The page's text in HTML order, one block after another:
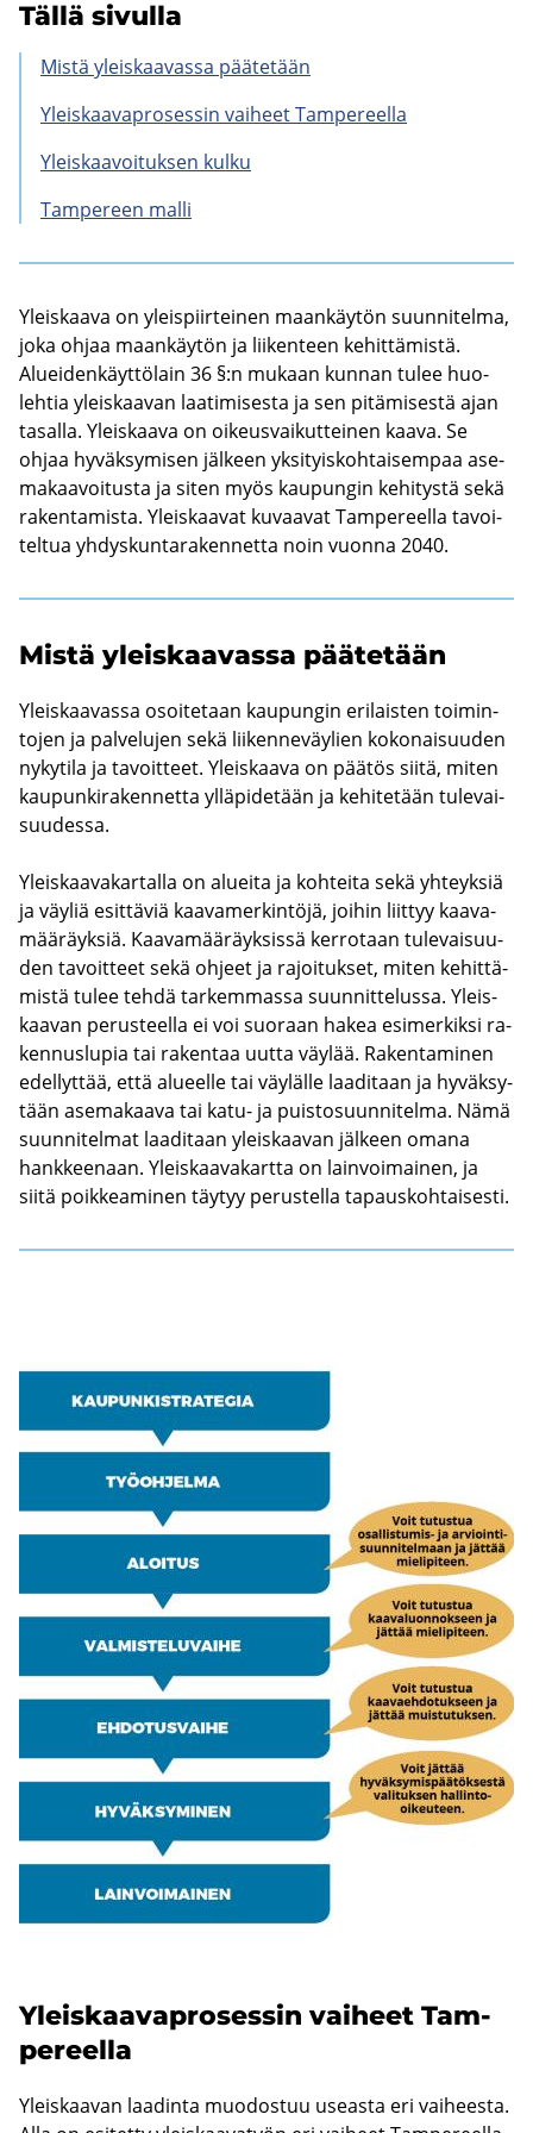
Tällä si­vul­la
Mistä yleis­kaa­vas­sa pää­te­tään
Yleis­kaa­va­pro­ses­sin vai­heet Tam­pe­reel­la
Yleis­kaa­voi­tuk­sen kulku
Tam­pe­reen malli
Yleis­kaa­va on yleis­piir­tei­nen maan­käy­tön suun­ni­tel­ma,
joka ohjaa maan­käy­tön ja lii­ken­teen ke­hit­tä­mis­tä.
Aluei­den­käyt­tö­lain 36 §:n mu­kaan kun­nan tulee huo­
leh­tia yleis­kaa­van laa­ti­mi­ses­ta ja sen pi­tä­mi­ses­tä ajan
ta­sal­la. Yleis­kaa­va on oi­keus­vai­kut­tei­nen kaava. Se
ohjaa hy­väk­sy­mi­sen jäl­keen yk­si­tyis­koh­tai­sem­paa ase­
ma­kaa­voi­tus­ta ja siten myös kau­pun­gin ke­hi­tys­tä sekä
ra­ken­ta­mis­ta. Yleis­kaa­vat ku­vaa­vat Tam­pe­reel­la ta­voi­
tel­tua yh­dys­kun­ta­ra­ken­net­ta noin vuon­na 2040.
Mistä yleis­kaa­vas­sa pää­te­tään
Yleis­kaa­vas­sa osoi­te­taan kau­pun­gin eri­lais­ten toi­min­
to­jen ja pal­ve­lu­jen sekä lii­ken­ne­väy­lien ko­ko­nai­suu­den
ny­ky­ti­la ja ta­voit­teet. Yleis­kaa­va on pää­tös siitä, miten
kau­pun­ki­ra­ken­net­ta yl­lä­pi­de­tään ja ke­hi­te­tään tu­le­vai­
suu­des­sa.
Yleis­kaa­va­kar­tal­la on aluei­ta ja koh­tei­ta sekä yh­teyk­siä
ja väy­liä esit­tä­viä kaa­va­mer­kin­tö­jä, joi­hin liit­tyy kaa­va­
mää­räyk­siä. Kaa­va­mää­räyk­sis­sä ker­ro­taan tu­le­vai­suu­
den ta­voit­teet sekä oh­jeet ja ra­joi­tuk­set, miten ke­hit­tä­
mis­tä tulee tehdä tar­kem­mas­sa suun­nit­te­lus­sa. Yleis­
kaa­van pe­rus­teel­la ei voi suo­raan hakea esi­mer­kik­si ra­
ken­nus­lu­pia tai ra­ken­taa uutta väy­lää. Ra­ken­ta­mi­nen
edel­lyt­tää, että alu­eel­le tai väy­läl­le laa­di­taan ja hy­väk­sy­
tään ase­ma­kaa­va tai katu- ja puis­to­suun­ni­tel­ma. Nämä
suun­ni­tel­mat laa­di­taan yleis­kaa­van jäl­keen omana
hank­kee­naan. Yleis­kaa­va­kart­ta on lain­voi­mai­nen, ja
siitä poik­kea­mi­nen täy­tyy pe­rus­tel­la ta­paus­koh­tai­ses­ti.
Yleis­kaa­va­pro­ses­sin vai­heet Tam­
pe­reel­la
Yleis­kaa­van laa­din­ta muo­dos­tuu useas­ta eri vai­hees­ta.